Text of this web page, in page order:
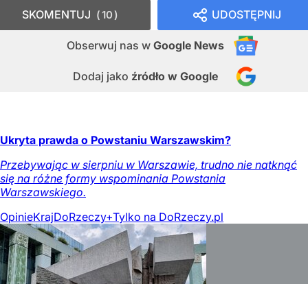
UDOSTĘPNIJ
Obserwuj nas w Google News
Dodaj jako źródło w Google
SKOMENTUJ 10
Ukryta prawda o Powstaniu Warszawskim?
Przebywając w sierpniu w Warszawie, trudno nie natknąć
się na różne formy wspominania Powstania
Warszawskiego.
OpinieKrajDoRzeczy+Tylko na DoRzeczy.pl